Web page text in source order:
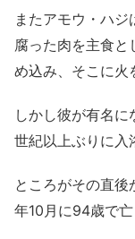
またアモウ・ハ
腐った肉を主食
め込み、そこに火
しかし彼が有名
世紀以上ぶりに入
ところがその直
年10月に94歳で亡